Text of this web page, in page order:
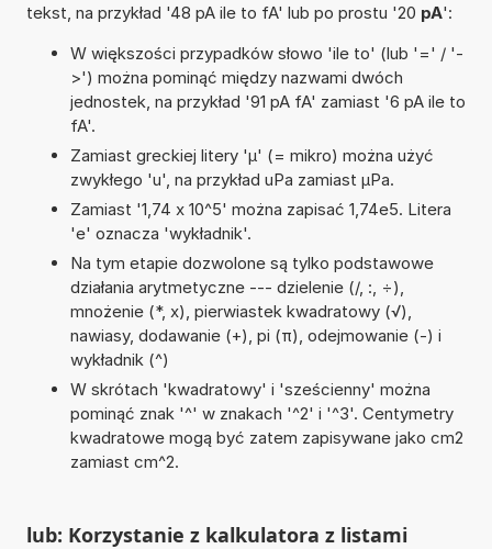
tekst, na przykład '48 pA ile to fA' lub po prostu '20 pA':
W większości przypadków słowo 'ile to' (lub '=' / '-
>') można pominąć między nazwami dwóch
jednostek, na przykład '91 pA fA' zamiast '6 pA ile to
fA'.
Zamiast greckiej litery 'µ' (= mikro) można użyć
zwykłego 'u', na przykład uPa zamiast µPa.
Zamiast '1,74 x 10^5' można zapisać 1,74e5. Litera
'e' oznacza 'wykładnik'.
Na tym etapie dozwolone są tylko podstawowe
działania arytmetyczne --- dzielenie (/, :, ÷),
mnożenie (*, x), pierwiastek kwadratowy (√),
nawiasy, dodawanie (+), pi (π), odejmowanie (-) i
wykładnik (^)
W skrótach 'kwadratowy' i 'sześcienny' można
pominąć znak '^' w znakach '^2' i '^3'. Centymetry
kwadratowe mogą być zatem zapisywane jako cm2
zamiast cm^2.
lub: Korzystanie z kalkulatora z listami